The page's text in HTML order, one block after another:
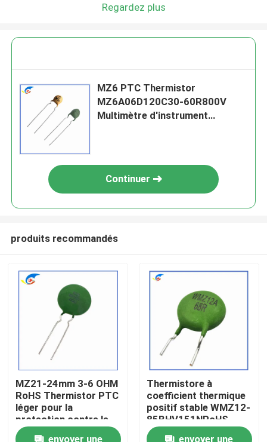
À la maison
Produits
vidéo
Regardez plus
MZ6 PTC Thermistor
MZ6A06D120C30-60R800V
Multimètre d'instrument
Continuer
produits recommandés
MZ21-24mm 3-6 OHM
RoHS Thermistor PTC
léger pour la
protection contre le
surcourant
envoyer une
Thermistore à
coefficient thermique
positif stable WMZ12-
85BHV151NRoHS
pour la protection
envoyer une